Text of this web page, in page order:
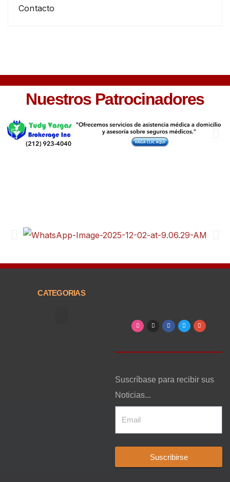
Contacto
Nuestros Patrocinadores
CATEGORIAS
Suscríbase para recibir sus
Noticias...
Suscribirse